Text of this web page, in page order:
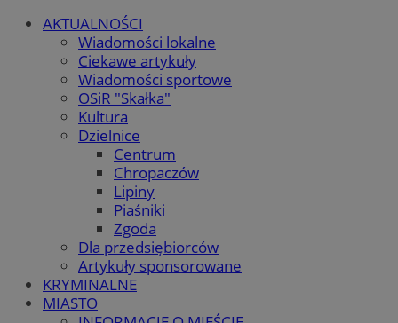
AKTUALNOŚCI
Wiadomości lokalne
Ciekawe artykuły
Wiadomości sportowe
OSiR "Skałka"
Kultura
Dzielnice
Centrum
Chropaczów
Lipiny
Piaśniki
Zgoda
Dla przedsiębiorców
Artykuły sponsorowane
KRYMINALNE
MIASTO